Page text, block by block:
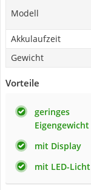
Modell
Akkulaufzeit
Gewicht
Vorteile
geringes
Eigengewicht
mit Display
mit LED-Licht